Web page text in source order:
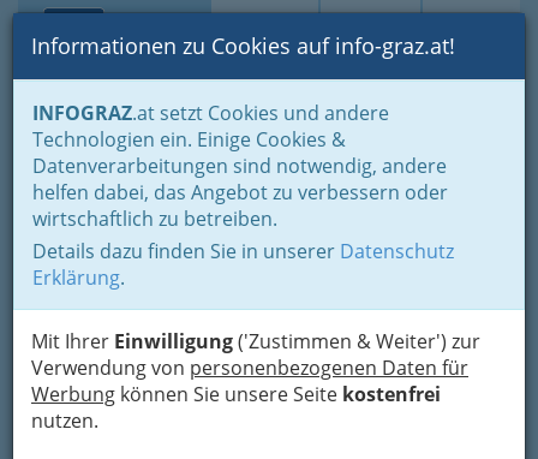
Suche Login Toggle
Informationen zu Cookies auf info-graz.at!
INFOGRAZ.at setzt Cookies und andere
Technologien ein. Einige Cookies &
Datenverarbeitungen sind notwendig, andere
helfen dabei, das Angebot zu verbessern oder
wirtschaftlich zu betreiben.
Details dazu finden Sie in unserer Datenschutz
Erklärung.
Mit Ihrer Einwilligung('Zustimmen & Weiter') zur
Verwendung von personenbezogenen Daten für
Werbung können Sie unsere Seite kostenfrei
nutzen.
Home Lifestyle
Feste feiern
Künstler und Showacts für Ihre Veranstaltung
MUSIC MEN aus
Großhöflein
Schulgasse 1, 7051 Großhöflein
+43 2682 63832
+43 664 495 33 80
Karte